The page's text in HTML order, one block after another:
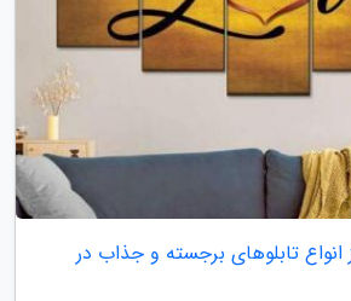
انواع تابلوهای برجسته و جذاب در